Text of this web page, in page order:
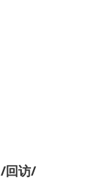
/回访/